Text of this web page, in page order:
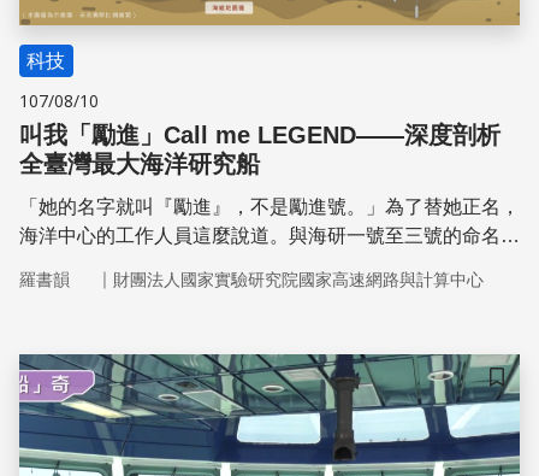
科技
107/08/10
叫我「勵進」Call me LEGEND——深度剖析
全臺灣最大海洋研究船
「她的名字就叫『勵進』，不是勵進號。」為了替她正名，
海洋中心的工作人員這麼說道。與海研一號至三號的命名方
究船，以清代書法家鄧石如字體題名，而英文船名則取其近
研究領域上不斷精益求精的精神，也期許新研究船帶來的活
力，能為臺灣締造新的傳奇。
羅書韻 ｜ 財團法人國家實驗研究院國家高速網路與計算中心
儲存